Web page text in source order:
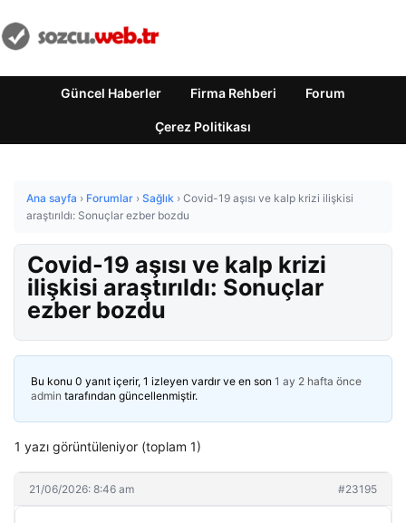
Güncel Haberler Firma Rehberi Forum
Çerez Politikası
Ana sayfa › Forumlar › Sağlık › Covid-19 aşısı ve kalp krizi ilişkisi
araştırıldı: Sonuçlar ezber bozdu
Covid-19 aşısı ve kalp krizi
ilişkisi araştırıldı: Sonuçlar
ezber bozdu
Bu konu 0 yanıt içerir, 1 izleyen vardır ve en son 1 ay 2 hafta önce
admin tarafından güncellenmiştir.
1 yazı görüntüleniyor (toplam 1)
21/06/2026: 8:46 am #23195